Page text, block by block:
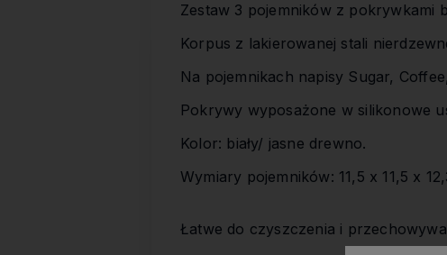
Zestaw 3 pojemników z pokrywkami
Korpus z lakierowanej stali
Na pojemnikach napisy Sugar,
Pokrywy wyposażone w silikonowe
Kolor: biały/ jasne drewno.
Wymiary pojemników: 11,5 x 11,5 x
Łatwe do czyszczenia i